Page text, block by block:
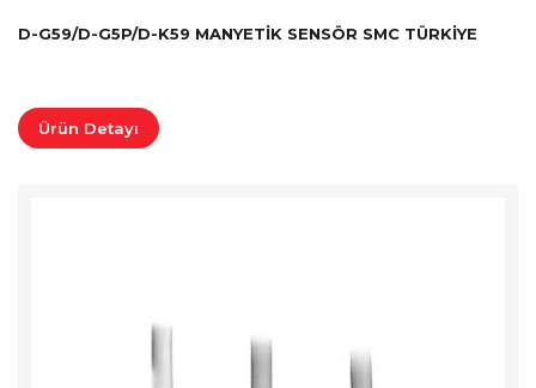
D-G59/D-G5P/D-K59 MANYETIK SENSÖR SMC TÜRKİYE
Ürün Detayı